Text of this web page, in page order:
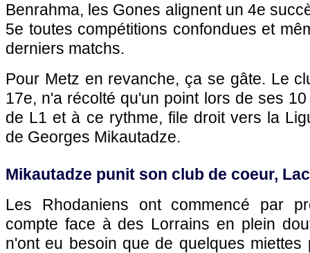
Benrahma, les Gones alignent un 4e
5e toutes compétitions confondues et
derniers matchs.
Pour Metz en revanche, ça se gâte. Le
17e, n'a récolté qu'un point lors de ses
de L1 et à ce rythme, file droit vers la
de Georges Mikautadze.
Mikautadze punit son club de coeur,
Les Rhodaniens ont commencé par
compte face à des Lorrains en plein
n'ont eu besoin que de quelques